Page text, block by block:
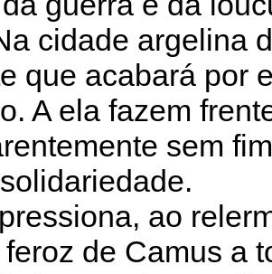
cidade argelina
que acabará por
A ela fazem
sem
ao
de Camus a